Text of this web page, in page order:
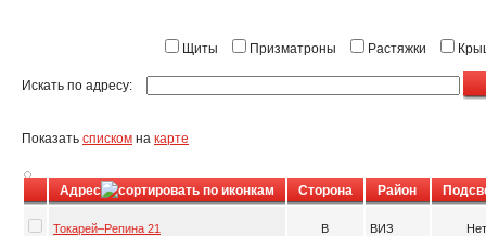
Щиты Призматроны Растяжки
Искать по адресу:
Показать списком на карте
Адрес Сторона Район
Токарей–Репина 21 B ВИЗ